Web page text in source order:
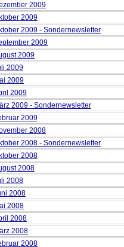
2009
2009
2009 - Sondernewsletter
2009
2009
2009
2009
2009
2009 - Sondernewsletter
2009
2008
2008 - Sondernewsletter
2008
2008
2008
2008
2008
2008
2008
2008